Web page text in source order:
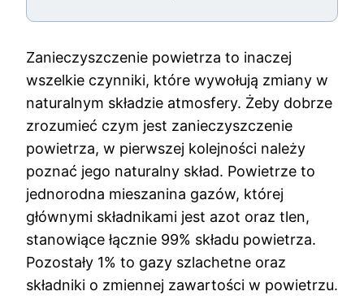
Zanieczyszczenie powietrza to inaczej
wszelkie czynniki, które wywołują zmiany w
naturalnym składzie atmosfery. Żeby dobrze
zrozumieć czym jest zanieczyszczenie
powietrza, w pierwszej kolejności należy
poznać jego naturalny skład. Powietrze to
jednorodna mieszanina gazów, której
głównymi składnikami jest azot oraz tlen,
stanowiące łącznie 99% składu powietrza.
Pozostały 1% to gazy szlachetne oraz
składniki o zmiennej zawartości w powietrzu.
Są
potrzebne
do
działania
serwisu.
Statystyki
In order for
us to
improve the
website's
functionality
and